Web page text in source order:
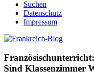
Suchen
Datenschutz
Impressum
Französischunterricht:
Sind Klassenzimmer